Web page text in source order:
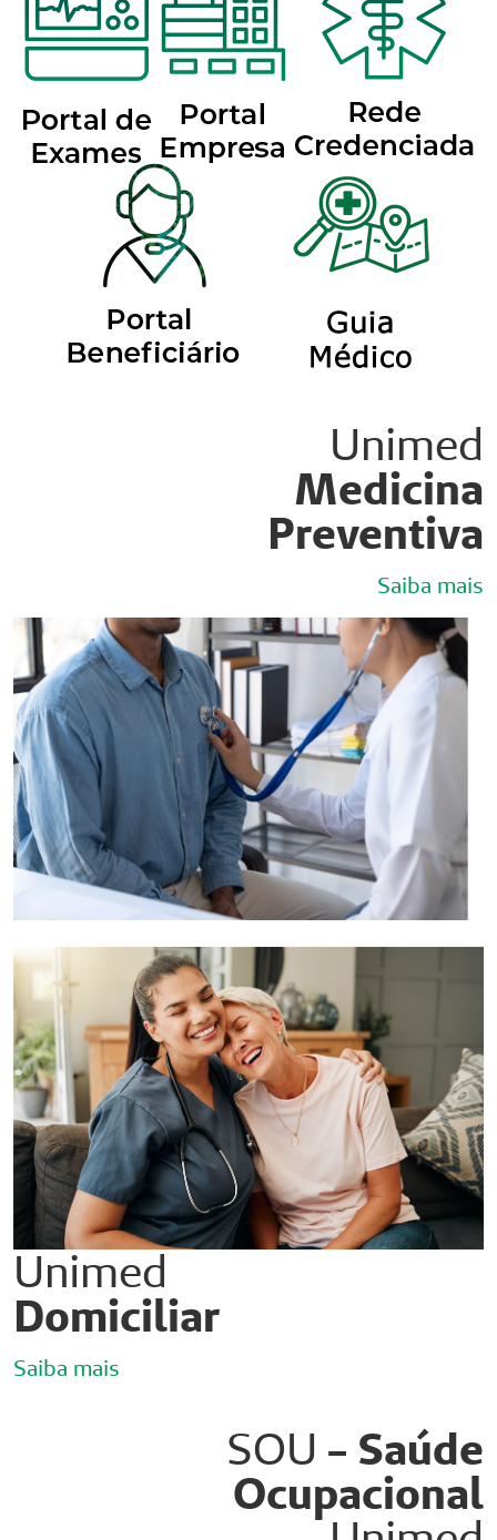
Unimed
Medicina
Preventiva
Saiba mais
Unimed
Domiciliar
Saiba mais
SOU - Saúde
Ocupacional